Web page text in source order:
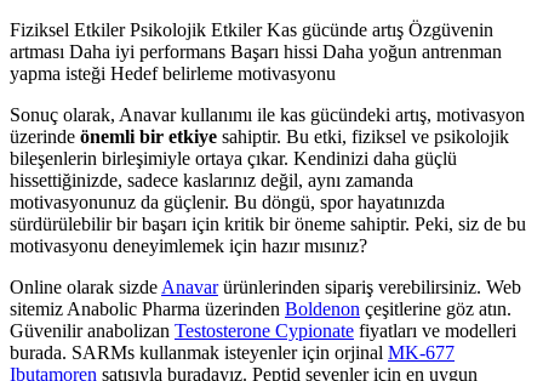
Fiziksel Etkiler Psikolojik Etkiler Kas gücünde artış Özgüvenin
artması Daha iyi performans Başarı hissi Daha yoğun antrenman
yapma isteği Hedef belirleme motivasyonu
Sonuç olarak, Anavar kullanımı ile kas gücündeki artış, motivasyon
üzerinde önemli bir etkiye sahiptir. Bu etki, fiziksel ve psikolojik
bileşenlerin birleşimiyle ortaya çıkar. Kendinizi daha güçlü
hissettiğinizde, sadece kaslarınız değil, aynı zamanda
motivasyonunuz da güçlenir. Bu döngü, spor hayatınızda
sürdürülebilir bir başarı için kritik bir öneme sahiptir. Peki, siz de bu
motivasyonu deneyimlemek için hazır mısınız?
Online olarak sizde Anavarürünlerinden sipariş verebilirsiniz. Web
sitemiz Anabolic Pharma üzerinden Boldenon çeşitlerine göz atın.
Güvenilir anabolizan Testosterone Cypionate fiyatları ve modelleri
burada. SARMs kullanmak isteyenler için orjinal MK-677
Ibutamoren satışıyla buradayız. Peptid sevenler için en uygun